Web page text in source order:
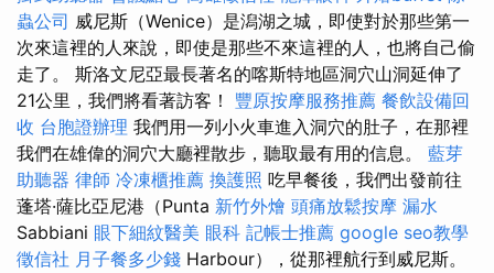
蟲公司 威尼斯（Wenice）是潟湖之城，即使對於那些第一
次來這裡的人來說，即使是那些不來這裡的人，也將自己偷
走了。 斯洛文尼亞最長著名的喀斯特地區洞穴山洞延伸了
21公里，我們將看著訪客！ 豐原按摩服務推薦 餐飲設備回
收 台胞證辦理 我們用一列小火車進入洞穴的肚子，在那裡
我們在雄偉的洞穴大廳裡散步，聽取最有用的信息。 藍芽
助聽器 律師 冷凍櫃推薦 換護照 吃早餐後，我們出發前往
蓬塔·薩比亞尼港（Punta 新竹外燴 頭痛放鬆按摩 漏水
Sabbiani 眼下細紋醫美 眼科 記帳士推薦 google seo教學
徵信社 月子餐多少錢 Harbour），從那裡航行到威尼斯。